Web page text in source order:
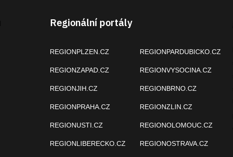
Regionální portály
REGIONPLZEN.CZ
REGIONZAPAD.CZ
REGIONJIH.CZ
REGIONPRAHA.CZ
REGIONUSTI.CZ
REGIONLIBERECKO.CZ
REGIONPARDUBICKO.CZ
REGIONVYSOCINA.CZ
REGIONBRNO.CZ
REGIONZLIN.CZ
REGIONOLOMOUC.CZ
REGIONOSTRAVA.CZ